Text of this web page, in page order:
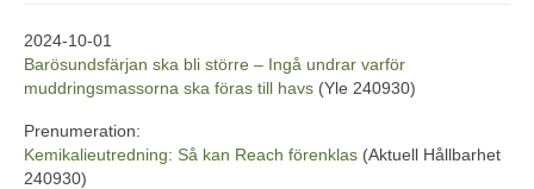
2024-10-01
Barösundsfärjan ska bli större – Ingå undrar varför
muddringsmassorna ska föras till havs (Yle 240930)
Prenumeration:
Kemikalieutredning: Så kan Reach förenklas (Aktuell Hållbarhet
240930)